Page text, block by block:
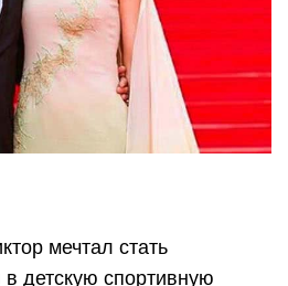
мечтал стать
детскую спортивную